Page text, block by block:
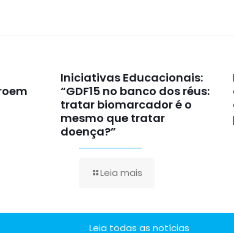
Iniciativas Educacionais:
“GDF15 no banco dos réus:
tratar biomarcador é o
mesmo que tratar
doença?”
Leia mais
Leia todas as notícias